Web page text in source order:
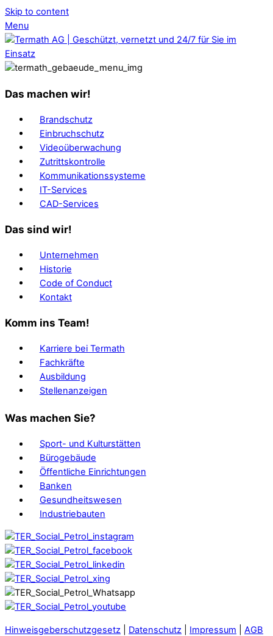
Skip to content
Menu
Das machen wir!
Brandschutz
Einbruchschutz
Videoüberwachung
Zutrittskontrolle
Kommunikationssysteme
IT-Services
CAD-Services
Das sind wir!
Unternehmen
Historie
Code of Conduct
Kontakt
Komm ins Team!
Karriere bei Termath
Fachkräfte
Ausbildung
Stellenanzeigen
Was machen Sie?
Sport- und Kulturstätten
Bürogebäude
Öffentliche Einrichtungen
Banken
Gesundheitswesen
Industriebauten
Hinweisgeberschutzgesetz Datenschutz Impressum
AGB